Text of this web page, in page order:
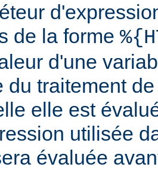
de la forme
d'une
du traitement
elle est
utilisée
évaluée